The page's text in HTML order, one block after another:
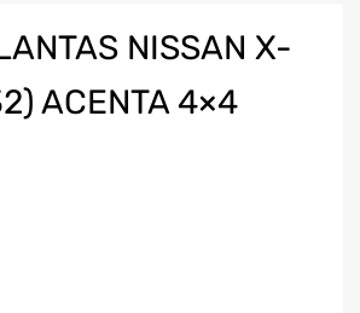
NISSAN X-
ACENTA 4×4